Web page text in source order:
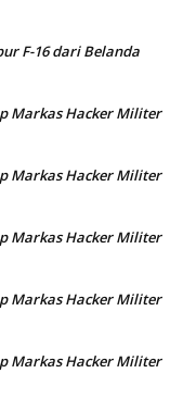
F-16 dari Belanda
Markas Hacker Militer
Markas Hacker Militer
Markas Hacker Militer
Markas Hacker Militer
Markas Hacker Militer